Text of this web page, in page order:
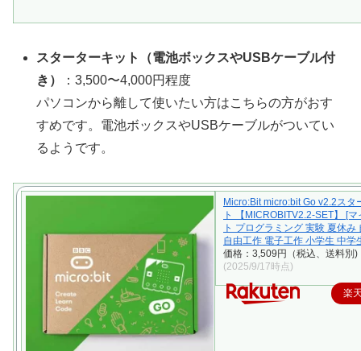
スターターキット（電池ボックスやUSBケーブル付
き）
：3,500〜4,000円程度
パソコンから離して使いたい方はこちらの方がおす
すめです。電池ボックスやUSBケーブルがついてい
るようです。
Micro:Bit micro:bit Go v2.2スタ
ト 【MICROBITV2.2-SET】 [
ト プログラミング 実験 夏休み
自由工作 電子工作 小学生 中学
価格：3,509円（税込、送料別)
(2025/9/17時点)
楽